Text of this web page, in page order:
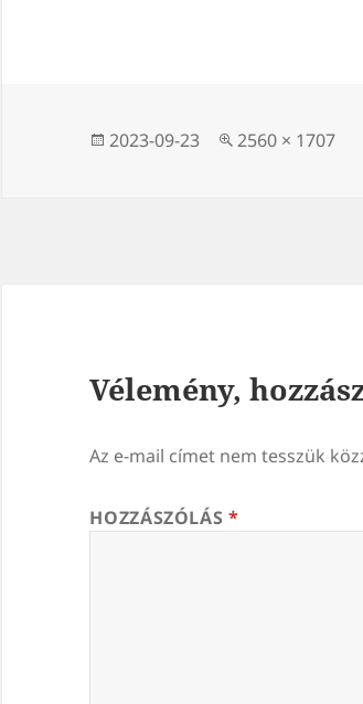
Közzétéve
2023-09-23
Teljes
2560 × 1707
Vélemény,
Az e-mail címet nem tesszük
HOZZÁSZÓLÁS*